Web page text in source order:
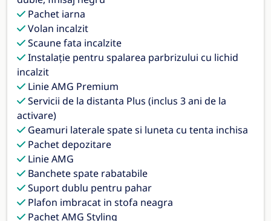
Pachet iarna
Volan incalzit
Scaune fata incalzite
Instalaţie pentru spalarea parbrizului cu lichid
incalzit
Linie AMG Premium
Servicii de la distanta Plus (inclus 3 ani de la
activare)
Geamuri laterale spate si luneta cu tenta inchisa
Pachet depozitare
Linie AMG
Banchete spate rabatabile
Suport dublu pentru pahar
Plafon imbracat in stofa neagra
Pachet AMG Styling